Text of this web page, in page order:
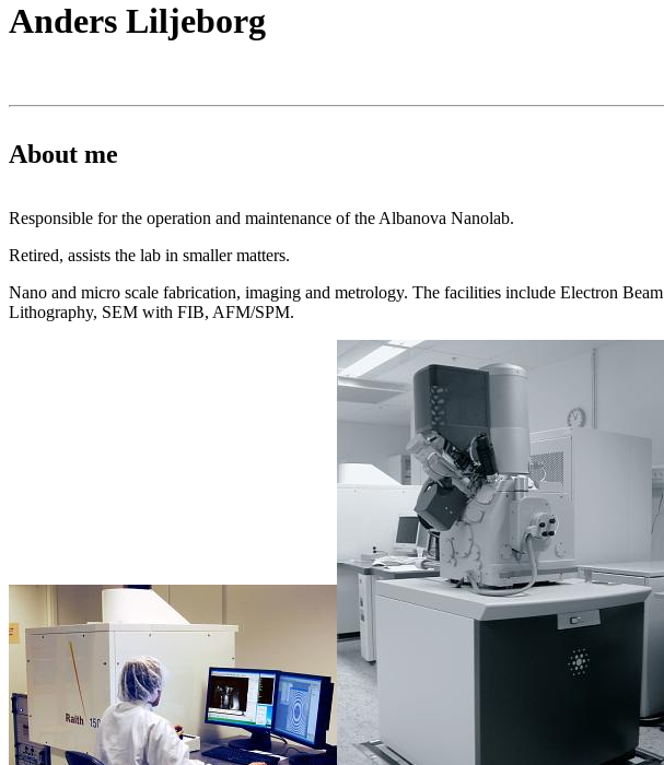
Anders Liljeborg
About me
Responsible for the operation and maintenance of the Albanova Nanolab.
Retired, assists the lab in smaller matters.
Nano and micro scale fabrication, imaging and metrology. The facilities include Electron Beam
Lithography, SEM with FIB, AFM/SPM.